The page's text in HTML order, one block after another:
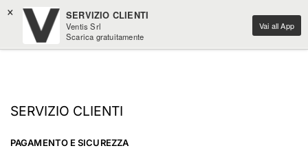
× SERVIZIO CLIENTI
Ventis Srl
Scarica gratuitamente
Vai all App
SERVIZIO CLIENTI
PAGAMENTO E SICUREZZA